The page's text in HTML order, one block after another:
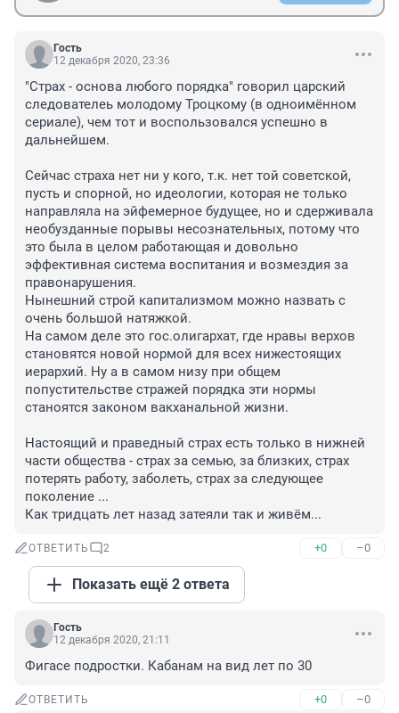
Гость
12 декабря 2020, 23:36
"Страх - основа любого порядка" говорил царский
следователеь молодому Троцкому (в одноимённом
сериале), чем тот и воспользовался успешно в
дальнейшем.
Сейчас страха нет ни у кого, т.к. нет той советской,
пусть и спорной, но идеологии, которая не только
направляла на эйфемерное будущее, но и сдерживала
необузданные порывы несознательных, потому что
это была в целом работающая и довольно
эффективная система воспитания и возмездия за
правонарушения.
Нынешний строй капитализмом можно назвать с
очень большой натяжкой.
На самом деле это гос.олигархат, где нравы верхов
становятся новой нормой для всех нижестоящих
иерархий. Ну а в самом низу при общем
попустительстве стражей порядка эти нормы
станоятся законом вакханальной жизни.
Настоящий и праведный страх есть только в нижней
части общества - страх за семью, за близких, страх
потерять работу, заболеть, страх за следующее
поколение ...
Как тридцать лет назад затеяли так и живём...
ОТВЕТИТЬ 2 +0 –0
Показать ещё 2 ответа
Гость
12 декабря 2020, 21:11
Фигасе подростки. Кабанам на вид лет по 30
ОТВЕТИТЬ +0 –0